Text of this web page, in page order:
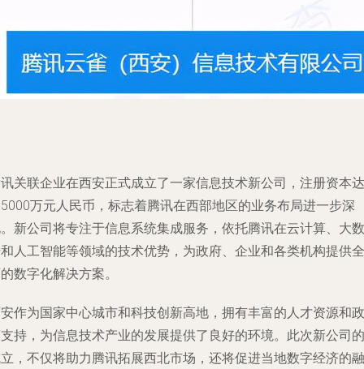
关联企业在西安正式成立了一家信息技术新公司，注册资本达
万元人民币，标志着腾讯在西部地区的业务布局进一步深
新公司将专注于信息系统集成服务，依托腾讯在云计算、大数
人工智能等领域的技术优势，为政府、企业和各类机构提供全
数字化解决方案。
作为国家中心城市和科技创新高地，拥有丰富的人才资源和政
持，为信息技术产业的发展提供了良好的环境。此次新公司的
，不仅将助力腾讯拓展西北市场，还将促进当地数字经济的融